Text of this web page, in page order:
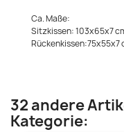
Ca. Maße:
Sitzkissen: 103x65x7
Rückenkissen:75x55x7
32 andere
Kategorie: